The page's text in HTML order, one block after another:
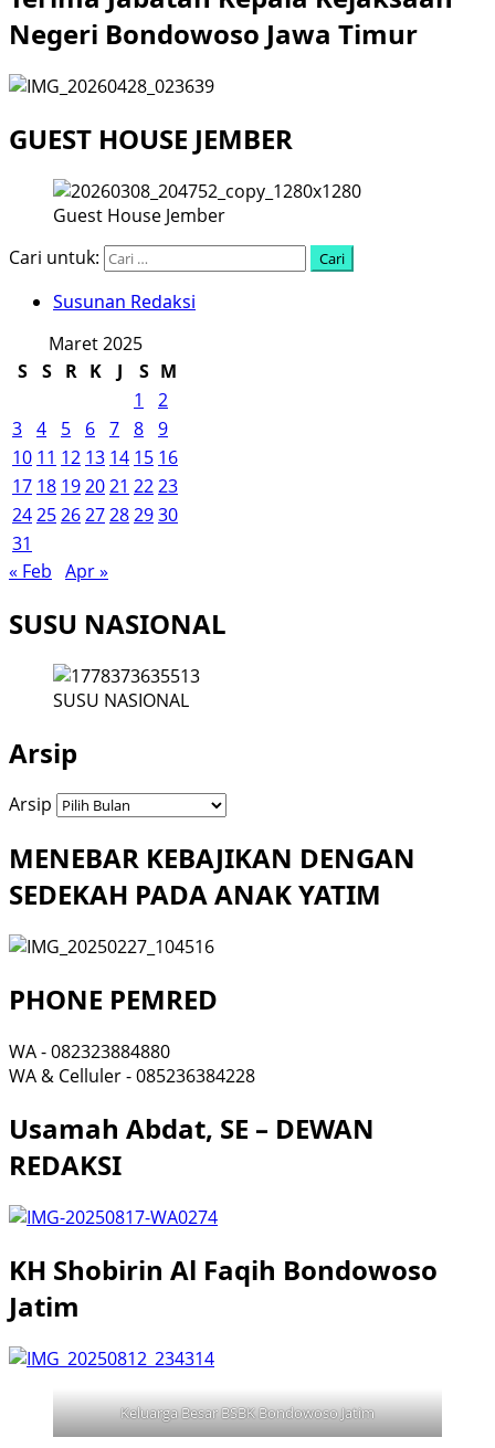
Negeri Bondowoso Jawa Timur
GUEST HOUSE JEMBER
Guest House Jember
Cari untuk:
Susunan Redaksi
Maret 2025
S
S R K J S M
1
2
3 4 5 6 7 8 9
10 11 12 13 14 15 16
17 18 192021 2223
24252627282930
31
« Feb Apr »
SUSU NASIONAL
SUSU NASIONAL
Arsip
Arsip
MENEBAR KEBAJIKAN DENGAN
SEDEKAH PADA ANAK YATIM
PHONE PEMRED
WA - 082323884880
WA & Celluler - 085236384228
Usamah Abdat, SE – DEWAN
REDAKSI
KH Shobirin Al Faqih Bondowoso
Jatim
Keluarga Besar BSBK Bondowoso Jatim